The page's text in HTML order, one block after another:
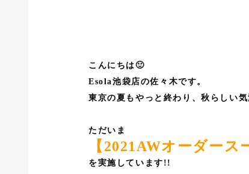
こんにちは🙂
Esola池袋店の佐々木です。
東京の夏もやっと終わり、秋らしい
ただいま
【2021AWオーダース
を実施しています!!